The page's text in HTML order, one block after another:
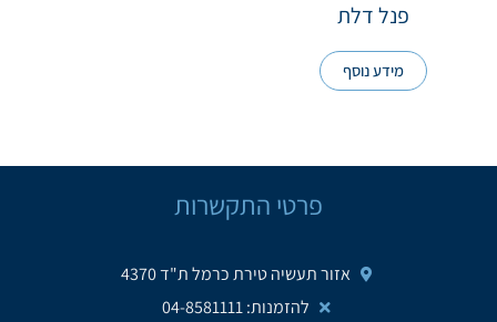
פנל דלת
מידע נוסף
פרטי התקשרות
אזור תעשיה טירת כרמל ת"ד 4370
להזמנות: 04-8581111